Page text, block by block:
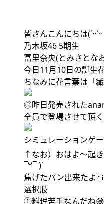
皆さんこんにちは
乃木坂46 5期生
冨里奈央(とみさとな
今日11月10日の誕生
ちなみに花言葉は「
◎昨日発売された
全員で登場させて頂
シミュレーションゲ
↑なお）おはよ〜起
¯꒳​¯ )ᐝ
焦げたパン出来たよ🍞
選択肢
①料理苦手なんだね😅